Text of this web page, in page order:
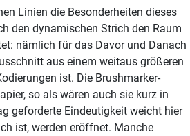
Linien die Besonderheiten dieses
den dynamischen Strich den Raum
nämlich für das Davor und Danach
aus einem weitaus größeren
ist. Die Brushmarker-
so als wären auch sie kurz in
geforderte Eindeutigkeit weicht hier
ist, werden eröffnet. Manche